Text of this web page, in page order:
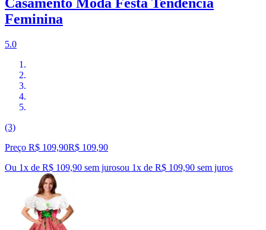
Casamento Moda Festa Tendência
Feminina
5.0
(3)
Preço R$ 109,90R$ 109,90
Ou 1x de R$ 109,90 sem jurosou 1x de R$ 109,90 sem juros